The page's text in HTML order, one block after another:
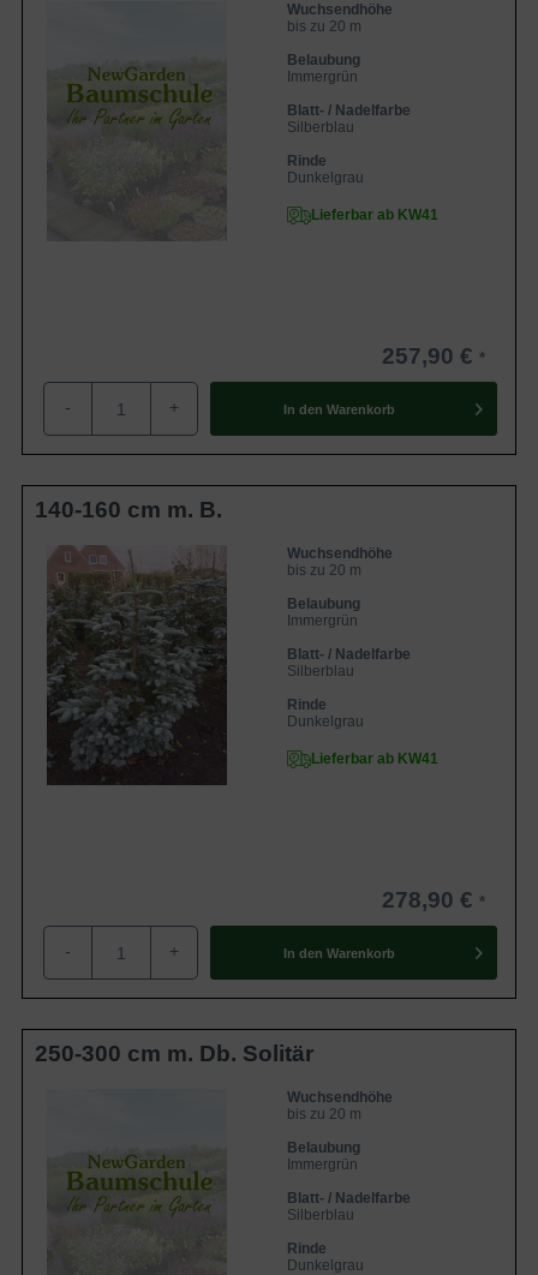
Wuchsendhöhe
bis zu 20 m
Belaubung
Immergrün
Blatt- / Nadelfarbe
Silberblau
Rinde
Dunkelgrau
Lieferbar ab KW41
257,90 €
- + In den Warenkorb
140-160 cm m. B.
Wuchsendhöhe
bis zu 20 m
Belaubung
Immergrün
Blatt- / Nadelfarbe
Silberblau
Rinde
Dunkelgrau
Lieferbar ab KW41
278,90 €
- + In den Warenkorb
250-300 cm m. Db. Solitär
Wuchsendhöhe
bis zu 20 m
Belaubung
Immergrün
Blatt- / Nadelfarbe
Silberblau
Rinde
Dunkelgrau